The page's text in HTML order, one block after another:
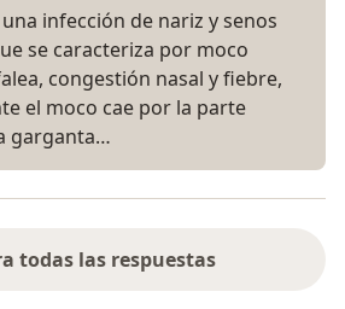
infección de nariz y senos
se caracteriza por moco
congestión nasal y fiebre,
el moco cae por la parte
garganta…
todas las respuestas